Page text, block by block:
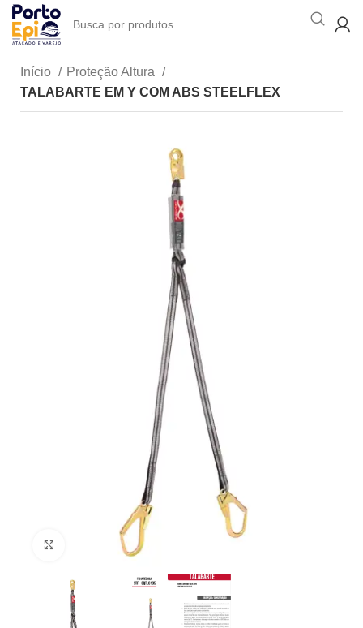
Início
Proteção Altura
TALABARTE EM Y COM ABS STEELFLEX
Clique para ampliar